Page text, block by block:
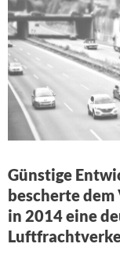
Günstige
bescherte
in 2014 eine